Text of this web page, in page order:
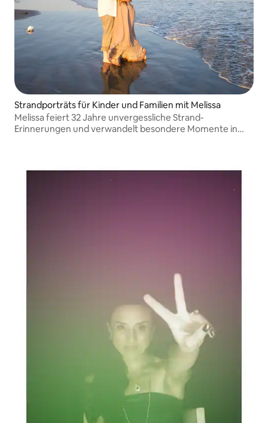
Strandporträts für Kinder und Familien mit Melissa
Melissa feiert 32 Jahre unvergessliche Strand-
Erinnerungen und verwandelt besondere Momente in